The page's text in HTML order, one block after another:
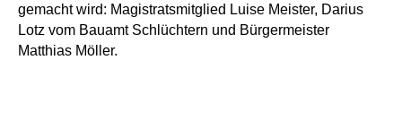
gemacht wird: Magistratsmitglied Luise Meister, Darius
Lotz vom Bauamt Schlüchtern und Bürgermeister
Matthias Möller.